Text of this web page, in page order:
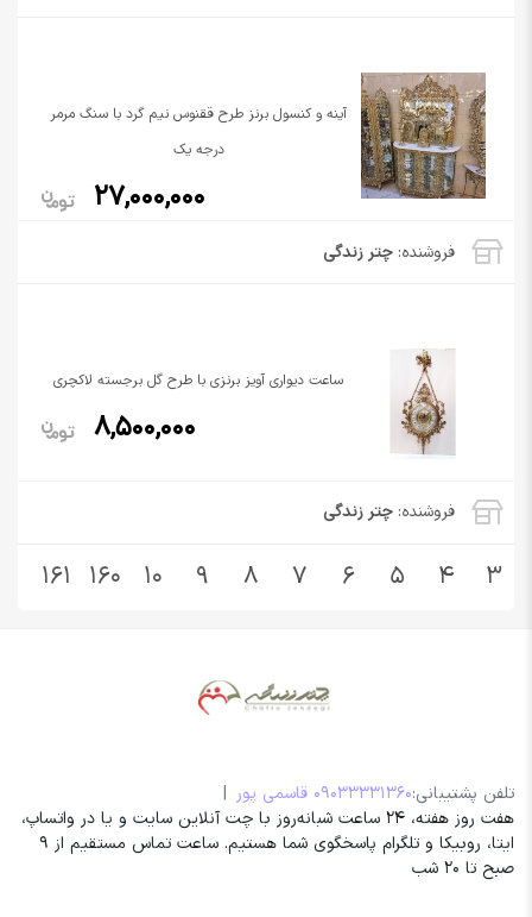
فروشنده:چتر زندگی
آینه و کنسول برنز طرح ققنوس نیم گرد با سنگ مرمر
درجه یک
27,000,000
فروشنده:چتر زندگی
ساعت دیواری آویز برنزی با طرح گل برجسته لاکچری
8,500,000
3
4
5
6
7
8
9
10
160
161
تلفن پشتیبانی:09033331360 قاسمی پور
|
هفت روز هفته، 24 ساعت شبانه‌روز با چت آنلاین سایت و یا در واتساپ،
ایتا، روبیکا و تلگرام پاسخگوی شما هستیم. ساعت تماس مستقیم از 9
صبح تا 20 شب